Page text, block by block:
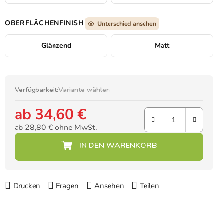
OBERFLÄCHENFINISH Unterschied ansehen
Glänzend Matt
Verfügbarkeit:Variante wählen
ab 34,60 €
ab 28,80 €ohne MwSt.
Drucken Fragen Ansehen Teilen